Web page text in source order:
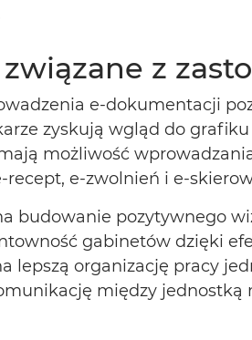
związane z
e-dokumentacji
zyskują wgląd do
możliwość
recept, e-zwolnień i e-
budowanie pozytywnego
gabinetów dzięki
lepszą organizację pracy
między jednostką